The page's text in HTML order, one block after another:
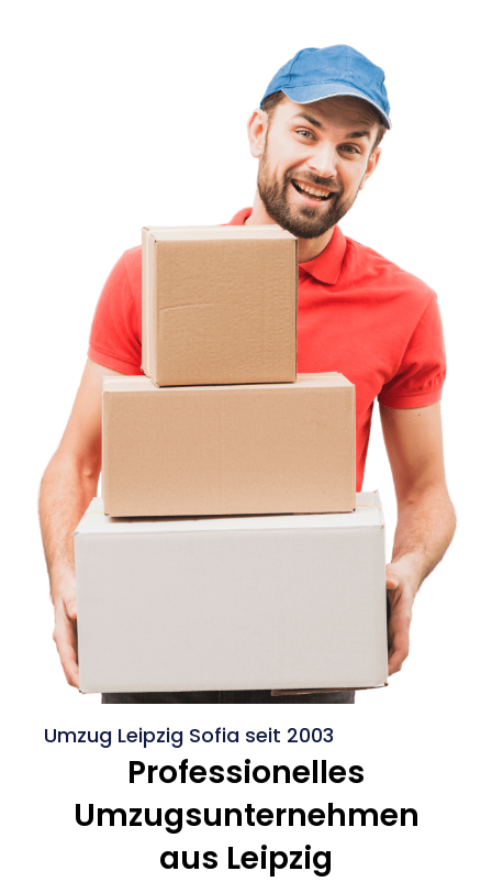
Umzug Leipzig Sofia seit 2003
Professionelles
Umzugsunternehmen
aus Leipzig